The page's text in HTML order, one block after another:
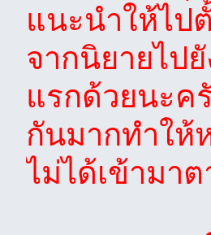
แนะนำให้ไป
จากนิยายไป
แรกด้วยนะค
กันมากทำให้
ไม่ได้เข้ามา